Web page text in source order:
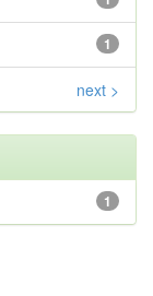
1
next >
1